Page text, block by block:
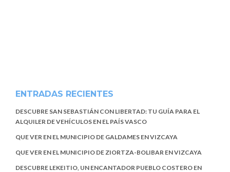
ENTRADAS RECIENTES
DESCUBRE SAN SEBASTIÁN CON LIBERTAD: TU GUÍA PARA EL
ALQUILER DE VEHÍCULOS EN EL PAÍS VASCO
QUE VER EN EL MUNICIPIO DE GALDAMES EN VIZCAYA
QUE VER EN EL MUNICIPIO DE ZIORTZA-BOLIBAR EN VIZCAYA
DESCUBRE LEKEITIO, UN ENCANTADOR PUEBLO COSTERO EN